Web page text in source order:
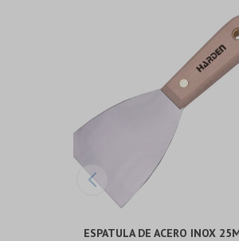
ESPATULA DE ACERO INOX